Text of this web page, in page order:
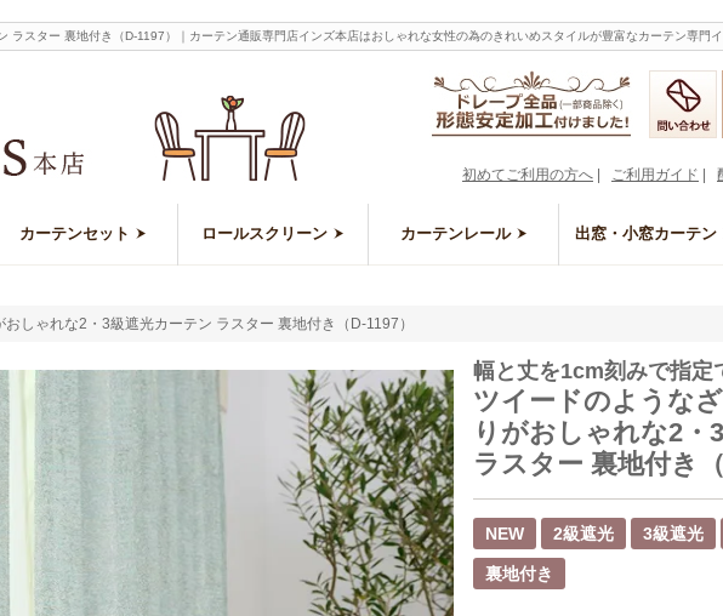
ラスター 裏地付き（D-1197）｜カーテン通販専門店インズ本店はおしゃれな女性の為のきれいめスタイルが豊富なカーテン専門
ご利用ガイド
初めてご利用の方へ
カーテンセット ロールスクリーン カーテンレール 出窓・小窓カーテン
しゃれな2・3級遮光カーテン ラスター 裏地付き（D-1197）
幅と丈を1cm刻みで指定
ツイードのような
りがおしゃれな2・
ラスター 裏地付き（
NEW 2級遮光 3級遮光
裏地付き